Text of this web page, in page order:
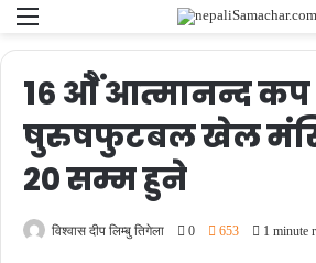
Menu
१६ ओैं आत्मानन्द कप
षुरुषफुटबल खेल
२० सम्म हुने
विश्वास दीप लिम्बु तिगेला 0 653 1 minute